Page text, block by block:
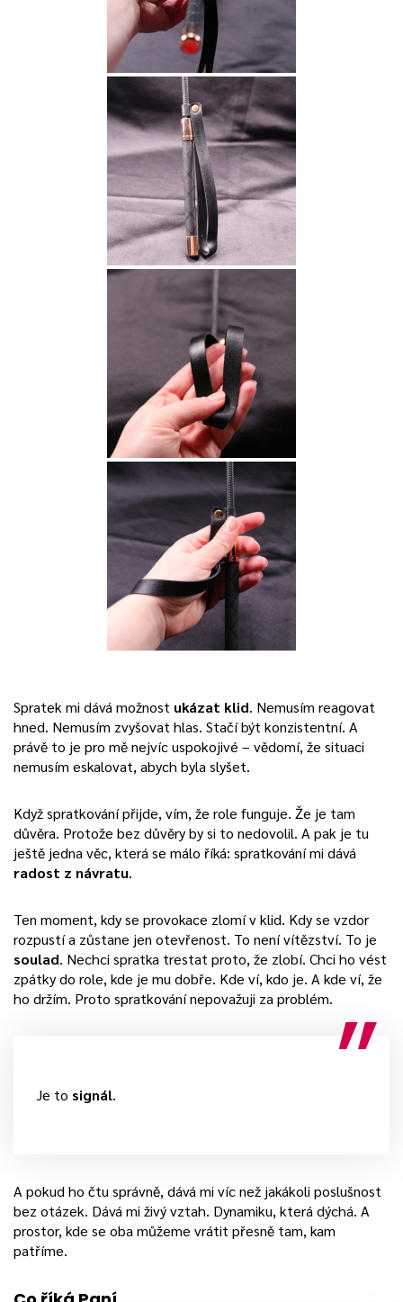
Spratek mi dává možnost ukázat klid. Nemusím reagovat
hned. Nemusím zvyšovat hlas. Stačí být konzistentní. A
právě to je pro mě nejvíc uspokojivé – vědomí, že situaci
nemusím eskalovat, abych byla slyšet.
Když spratkování přijde, vím, že role funguje. Že je tam
důvěra. Protože bez důvěry by si to nedovolil. A pak je tu
ještě jedna věc, která se málo říká: spratkování mi dává
radost z návratu.
Ten moment, kdy se provokace zlomí v klid. Kdy se vzdor
rozpustí a zůstane jen otevřenost. To není vítězství. To je
soulad. Nechci spratka trestat proto, že zlobí. Chci ho vést
zpátky do role, kde je mu dobře. Kde ví, kdo je. A kde ví, že
ho držím. Proto spratkování nepovažuji za problém.
Je to signál.
A pokud ho čtu správně, dává mi víc než jakákoli poslušnost
bez otázek. Dává mi živý vztah. Dynamiku, která dýchá. A
prostor, kde se oba můžeme vrátit přesně tam, kam
patříme.